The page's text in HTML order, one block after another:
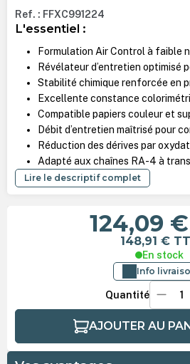
Ref. : FFXC991224
L'essentiel :
Formulation Air Control à faible
Révélateur d’entretien optimisé
Stabilité chimique renforcée en
Excellente constance
Compatible papiers couleur et
Débit d’entretien maîtrisé pour
Réduction des dérives par
Adapté aux chaînes RA-4 à
Lire le descriptif complet
124,09 €
148,91 €
En stock
Info
Quantité
AJOUTER AU